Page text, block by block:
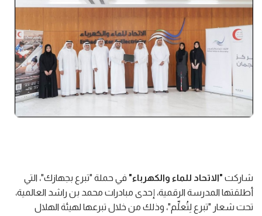
شاركت "الاتحاد للماء والكهرباء" في حملة "تبرع بجهازك"، التي
أطلقتها المدرسة الرقمية، إحدى مبادرات محمد بن راشد العالمية،
تحت شعار "تبرع لِتُعلِّم"، وذلك من خلال تبرعها لهيئة الهلال